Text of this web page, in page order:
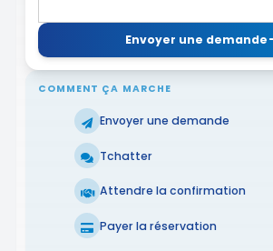
Envoyer une demande
COMMENT ÇA MARCHE
Envoyer une demande
Tchatter
Attendre la confirmation
Payer la réservation